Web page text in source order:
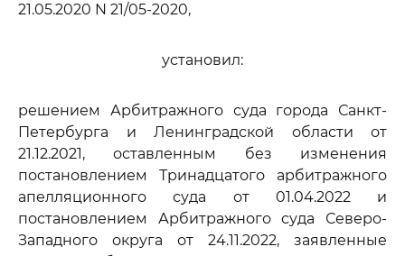
21.05.2020 N 21/05-2020,
установил:
решением Арбитражного суда города Санкт-
Петербурга и Ленинградской области от
21.12.2021, оставленным без изменения
постановлением Тринадцатого арбитражного
апелляционного суда от 01.04.2022 и
постановлением Арбитражного суда Северо-
Западного округа от 24.11.2022, заявленные